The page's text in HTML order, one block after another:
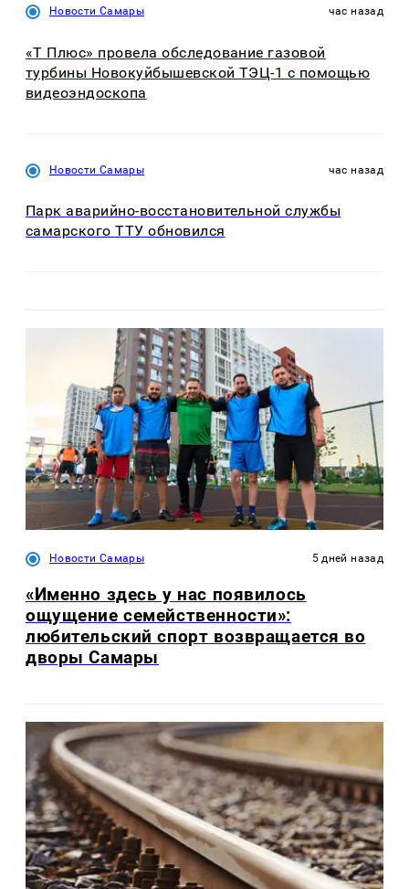
Новости Самары час назад
«Т Плюс» провела обследование газовой
турбины Новокуйбышевской ТЭЦ-1 с помощью
видеоэндоскопа
Новости Самары час назад
Парк аварийно-восстановительной службы
самарского ТТУ обновился
Новости Самары 5 дней назад
«Именно здесь у нас появилось
ощущение семейственности»:
любительский спорт возвращается во
дворы Самары